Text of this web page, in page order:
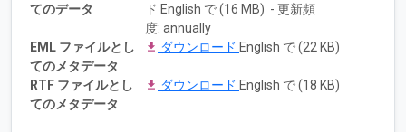
てのデータ
ド English で (16 MB) - 更新頻
度: annually
EML ファイルとし
てのメタデータ
ダウンロード English で (22 KB)
RTF ファイルとし
てのメタデータ
ダウンロード English で (18 KB)